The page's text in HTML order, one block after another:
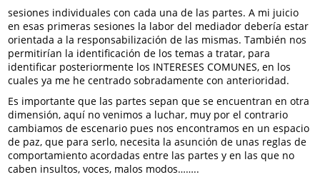
sesiones individuales con cada una de las partes. A mi juicio
en esas primeras sesiones la labor del mediador debería estar
orientada a la responsabilización de las mismas. También nos
permitirían la identificación de los temas a tratar, para
identificar posteriormente los INTERESES COMUNES, en los
cuales ya me he centrado sobradamente con anterioridad.
Es importante que las partes sepan que se encuentran en otra
dimensión, aquí no venimos a luchar, muy por el contrario
cambiamos de escenario pues nos encontramos en un espacio
de paz, que para serlo, necesita la asunción de unas reglas de
comportamiento acordadas entre las partes y en las que no
caben insultos, voces, malos modos……..